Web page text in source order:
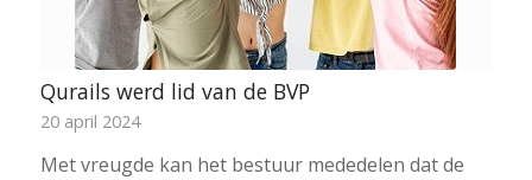
Qurails werd lid van de BVP
20 april 2024
Met vreugde kan het bestuur mededelen dat de